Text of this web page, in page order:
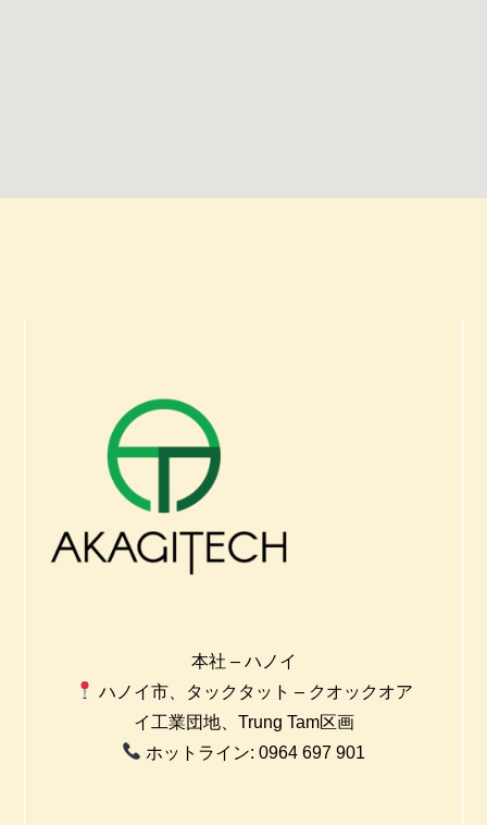
本社 – ハノイ
ハノイ市、タックタット – クオックオア
イ工業団地、Trung Tam区画
ホットライン: 0964 697 901